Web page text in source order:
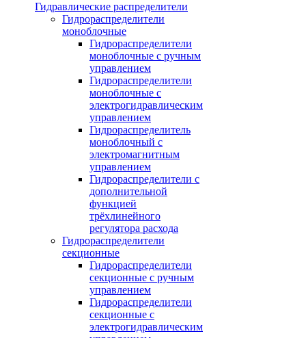
Гидравлические распределители
Гидрораспределители
моноблочные
Гидрораспределители
моноблочные с ручным
управлением
Гидрораспределители
моноблочные с
электрогидравлическим
управлением
Гидрораспределитель
моноблочный с
электромагнитным
управлением
Гидрораспределители с
дополнительной
функцией
трёхлинейного
регулятора расхода
Гидрораспределители
секционные
Гидрораспределители
секционные с ручным
управлением
Гидрораспределители
секционные с
электрогидравлическим